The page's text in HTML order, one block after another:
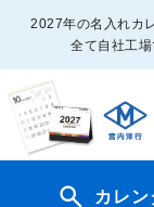
2027年の名入れカ
全て自社工
カレ